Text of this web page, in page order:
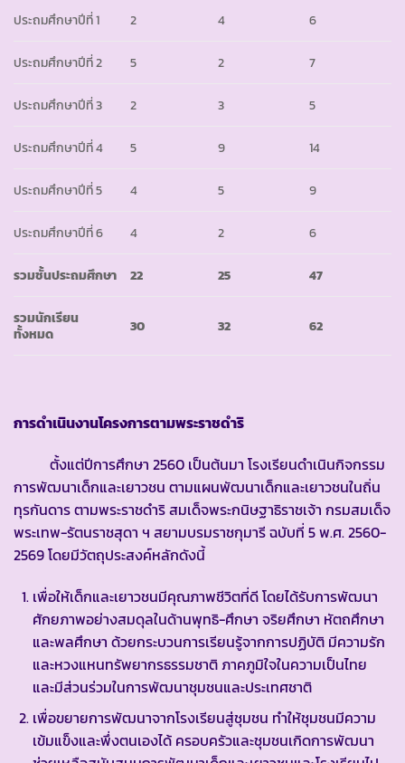
ประถมศึกษาปีที่ 1 2 4 6
ประถมศึกษาปีที่ 2 5 2 7
ประถมศึกษาปีที่ 3 2 3 5
ประถมศึกษาปีที่ 4 5 9 14
ประถมศึกษาปีที่ 5 4 5 9
ประถมศึกษาปีที่ 6 4 2 6
รวมชั้นประถมศึกษา 22 25 47
รวมนักเรียน
ทั้งหมด
30 32 62
การดำเนินงานโครงการตามพระราชดำริ
ตั้งแต่ปีการศึกษา 2560 เป็นต้นมา โรงเรียนดำเนินกิจกรรม
การพัฒนาเด็กและเยาวชน ตามแผนพัฒนาเด็กและเยาวชนในถิ่น
ทุรกันดาร ตามพระราชดำริ สมเด็จพระกนิษฐาธิราชเจ้า กรมสมเด็จ
พระเทพ-รัตนราชสุดา ฯ สยามบรมราชกุมารี ฉบับที่ 5 พ.ศ. 2560-
2569 โดยมีวัตถุประสงค์หลักดังนี้
เพื่อให้เด็กและเยาวชนมีคุณภาพชีวิตที่ดี โดยได้รับการพัฒนา
ศักยภาพอย่างสมดุลในด้านพุทธิ-ศึกษา จริยศึกษา หัตถศึกษา
และพลศึกษา ด้วยกระบวนการเรียนรู้จากการปฏิบัติ มีความรัก
และหวงแหนทรัพยากรธรรมชาติ ภาคภูมิใจในความเป็นไทย
และมีส่วนร่วมในการพัฒนาชุมชนและประเทศชาติ
เพื่อขยายการพัฒนาจากโรงเรียนสู่ชุมชน ทำให้ชุมชนมีความ
เข้มแข็งและพึ่งตนเองได้ ครอบครัวและชุมชนเกิดการพัฒนา